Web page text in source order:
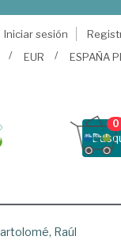
Iniciar sesión
EUR ESPAÑA
0
Raúl